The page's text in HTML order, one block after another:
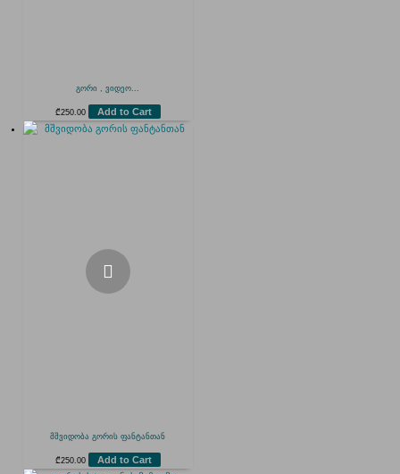
გორი , ვიდეო...
₾250.00 Add to Cart
მშვიდობა გორის ფანტანთან
₾250.00 Add to Cart